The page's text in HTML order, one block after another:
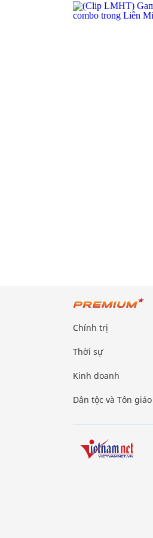
Chính trị
Thời sự
Kinh doanh
Dân tộc và Tôn giáo